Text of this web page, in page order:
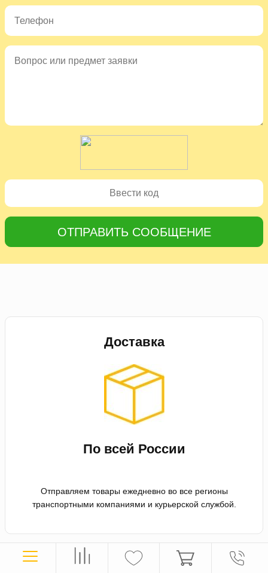
ОТПРАВИТЬ СООБЩЕНИЕ
Доставка
По всей России
Отправляем товары ежедневно во все регионы
транспортными компаниями и курьерской службой.
Оплата